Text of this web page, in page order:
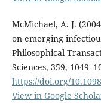
McMichael, A. J.
on emerging
Philosophical
Sciences, 359,
https://doi.org/
View in Google